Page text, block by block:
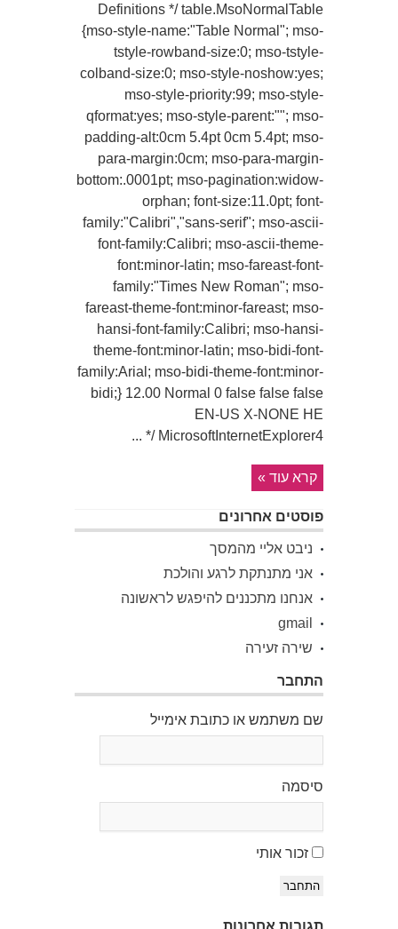
Definitions */ table.MsoNormalTable
{mso-style-name:"Table Normal"; mso-
tstyle-rowband-size:0; mso-tstyle-
colband-size:0; mso-style-noshow:yes;
mso-style-priority:99; mso-style-
qformat:yes; mso-style-parent:""; mso-
padding-alt:0cm 5.4pt 0cm 5.4pt; mso-
para-margin:0cm; mso-para-margin-
bottom:.0001pt; mso-pagination:widow-
orphan; font-size:11.0pt; font-
family:"Calibri","sans-serif"; mso-ascii-
font-family:Calibri; mso-ascii-theme-
font:minor-latin; mso-fareast-font-
family:"Times New Roman"; mso-
fareast-theme-font:minor-fareast; mso-
hansi-font-family:Calibri; mso-hansi-
theme-font:minor-latin; mso-bidi-font-
family:Arial; mso-bidi-theme-font:minor-
bidi;} 12.00 Normal 0 false false false
EN-US X-NONE HE
MicrosoftInternetExplorer4 /* ...
קרא עוד »
פוסטים אחרונים
ניבט אליי מהמסך
אני מתנתקת לרגע והולכת
אנחנו מתכננים להיפגש לראשונה
gmail
שירה זעירה
התחבר
שם משתמש או כתובת אימייל
סיסמה
זכור אותי
התחבר
תגובות אחרונות